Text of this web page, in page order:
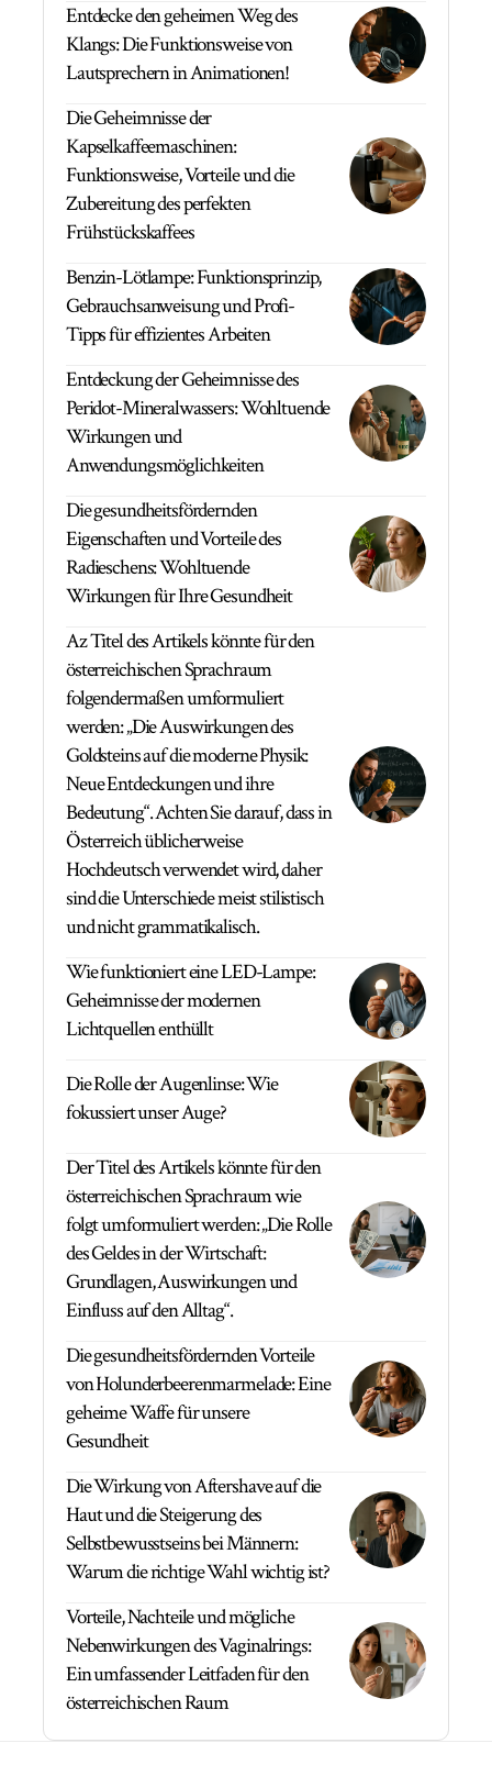
Entdecke den geheimen Weg des
Klangs: Die Funktionsweise von
Lautsprechern in Animationen!
Die Geheimnisse der
Kapselkaffeemaschinen:
Funktionsweise, Vorteile und die
Zubereitung des perfekten
Frühstückskaffees
Benzin-Lötlampe: Funktionsprinzip,
Gebrauchsanweisung und Profi-
Tipps für effizientes Arbeiten
Entdeckung der Geheimnisse des
Peridot-Mineralwassers: Wohltuende
Wirkungen und
Anwendungsmöglichkeiten
Die gesundheitsfördernden
Eigenschaften und Vorteile des
Radieschens: Wohltuende
Wirkungen für Ihre Gesundheit
Az Titel des Artikels könnte für den
österreichischen Sprachraum
folgendermaßen umformuliert
werden: „Die Auswirkungen des
Goldsteins auf die moderne Physik:
Neue Entdeckungen und ihre
Bedeutung“. Achten Sie darauf, dass in
Österreich üblicherweise
Hochdeutsch verwendet wird, daher
sind die Unterschiede meist stilistisch
und nicht grammatikalisch.
Wie funktioniert eine LED-Lampe:
Geheimnisse der modernen
Lichtquellen enthüllt
Die Rolle der Augenlinse: Wie
fokussiert unser Auge?
Der Titel des Artikels könnte für den
österreichischen Sprachraum wie
folgt umformuliert werden: „Die Rolle
des Geldes in der Wirtschaft:
Grundlagen, Auswirkungen und
Einfluss auf den Alltag“.
Die gesundheitsfördernden Vorteile
von Holunderbeerenmarmelade: Eine
geheime Waffe für unsere
Gesundheit
Die Wirkung von Aftershave auf die
Haut und die Steigerung des
Selbstbewusstseins bei Männern:
Warum die richtige Wahl wichtig ist?
Vorteile, Nachteile und mögliche
Nebenwirkungen des Vaginalrings:
Ein umfassender Leitfaden für den
österreichischen Raum